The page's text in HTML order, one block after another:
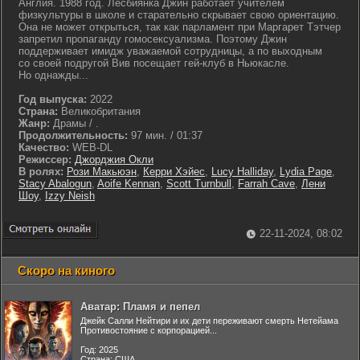
Англия. 1988 год. Лесбиянка Джин работает учителем
физкультуры в школе и старательно скрывает свою ориентацию.
Она не может открыться, так как парламент при Маргарет Тэтчер
запретил пропаганду гомосексуализма. Поэтому Джин
поддерживает имидж уважаемой сотрудницы, а по выходным
со своей подругой Вив посещает гей-клуб в Ньюкасле.
Но однажды...
Год выпуска: 2022
Страна: Великобритания
Жанр: Драмы / .
Продолжительность: 97 мин. / 01:37
Качество: WEB-DL
Режиссер: Джорджия Окли
В ролях: Рози Макьюэн, Керри Хэйес, Lucy Halliday, Lydia Page,
Stacy Abalogun, Aoife Kennan, Scott Turnbull , Farrah Cave, Лени
Шоу, Izzy Neish
22-11-2024, 08:02
Скоро на киного
Аватар: Пламя и пепел
Джейк Салли Нейтири и их дети переживают смерть Нетейама
Противостояние с корпорацией...
Год: 2025